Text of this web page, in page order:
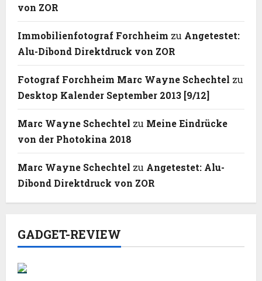
von ZOR
Immobilienfotograf Forchheim zu Angetestet:
Alu-Dibond Direktdruck von ZOR
Fotograf Forchheim Marc Wayne Schechtel zu
Desktop Kalender September 2013 [9/12]
Marc Wayne Schechtel zu Meine Eindrücke
von der Photokina 2018
Marc Wayne Schechtel zu Angetestet: Alu-
Dibond Direktdruck von ZOR
GADGET-REVIEW